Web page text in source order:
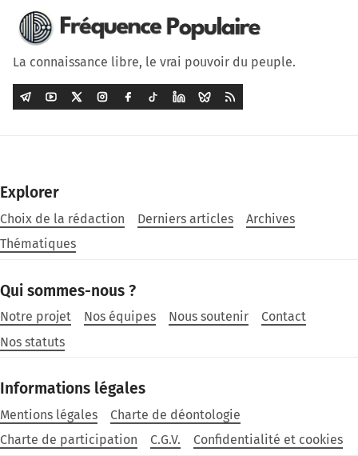
La connaissance libre, le vrai pouvoir du peuple.
Explorer
Choix de la rédaction Derniers articles
Archives
Thématiques
Qui sommes-nous ?
Notre projet Nos équipes Nous soutenir
Contact
Nos statuts
Informations légales
Mentions légales
Charte de déontologie
Charte de participation
C.G.V. Confidentialité et cookies